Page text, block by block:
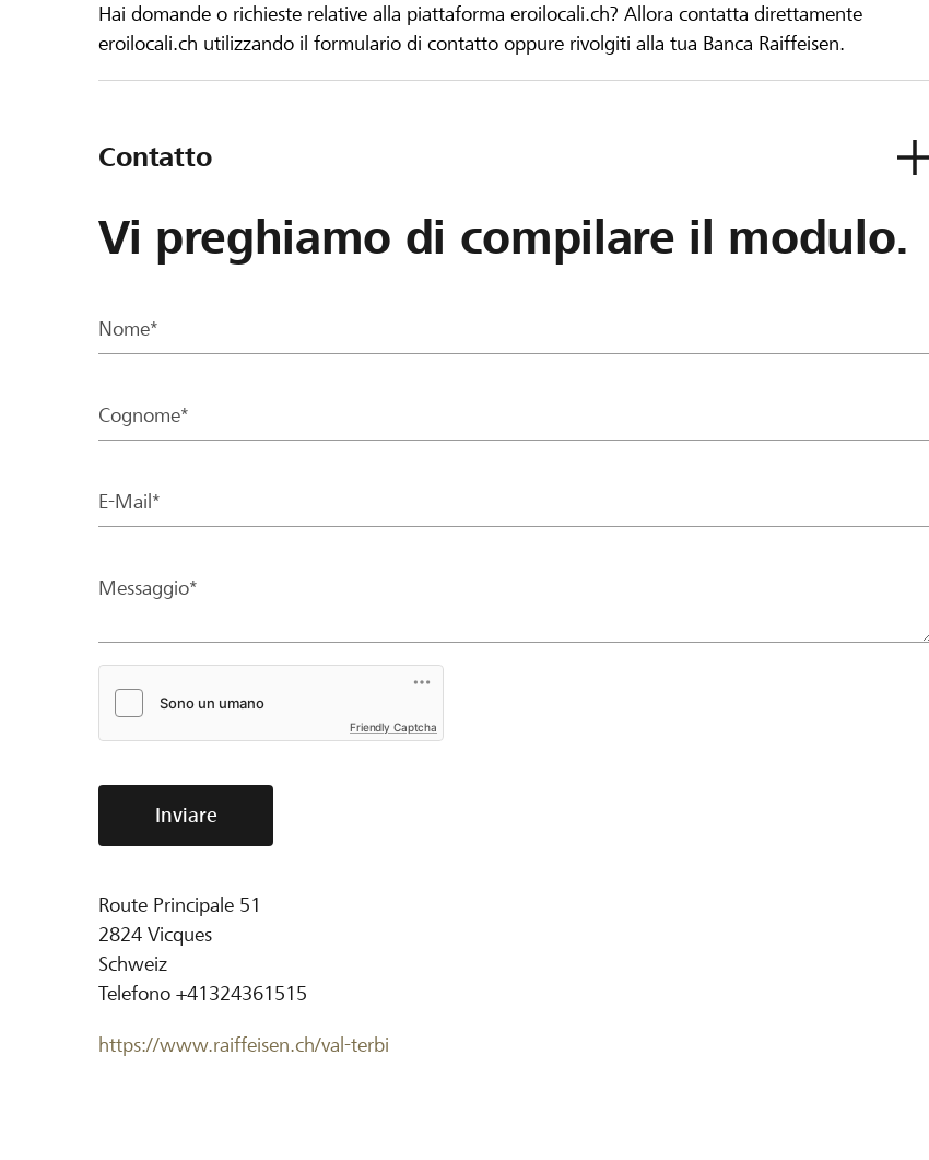
Hai domande o richieste relative alla piattaforma eroilocali.ch? Allora contatta direttamente
eroilocali.ch utilizzando il formulario di contatto oppure rivolgiti alla tua Banca Raiffeisen.
Contatto
Vi preghiamo di compilare il modulo.
Nome*
Cognome*
E-Mail*
Messaggio*
Friendly Captcha
Inviare
Route Principale 51
2824 Vicques
Schweiz
Telefono +41324361515
https://www.raiffeisen.ch/val-terbi